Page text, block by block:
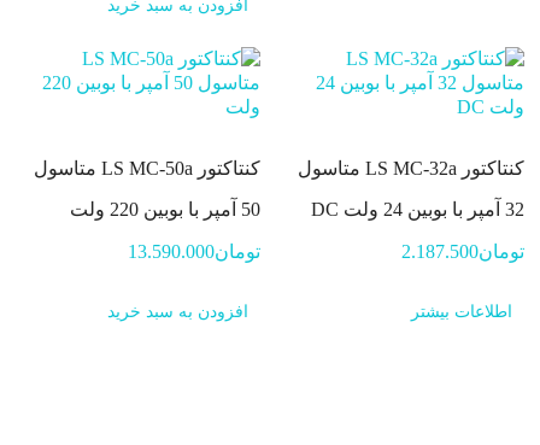
افزودن به سبد خرید
کنتاکتور LS MC-32a متاسول
32 آمپر با بوبین 24 ولت DC
تومان2.187.500
اطلاعات بیشتر
کنتاکتور LS MC-50a متاسول
50 آمپر با بوبین 220 ولت
تومان13.590.000
افزودن به سبد خرید